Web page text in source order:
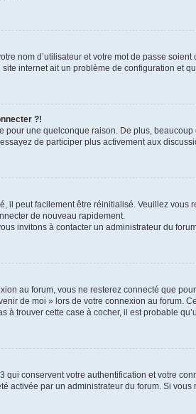
nom d’utilisateur et votre mot de passe
internet ait un problème de configuration et
?!
pour une quelconque raison. De plus,
de participer plus activement aux
peut facilement être réinitialisé. Veuillez vous
de nouveau rapidement.
invitons à contacter un administrateur du
au forum, vous ne resterez connecté que
de moi » lors de votre connexion au forum.
trouver cette case à cocher, il est probable
conservent votre authentification et votre
activée par un administrateur du forum. Si